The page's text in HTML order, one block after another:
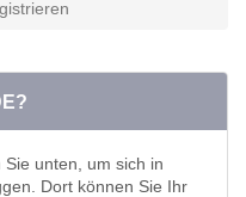
unten, um sich in
Dort können Sie Ihr